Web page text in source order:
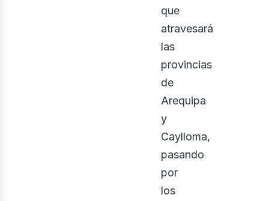
que
atravesará
las
provincias
de
Arequipa
y
Caylloma,
pasando
por
los